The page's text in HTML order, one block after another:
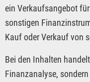
ein Verkaufsangebot
sonstigen
Kauf oder Verkauf von
Bei den Inhalten
Finanzanalyse,